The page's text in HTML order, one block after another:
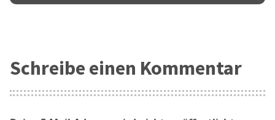
Schreibe einen Kommentar